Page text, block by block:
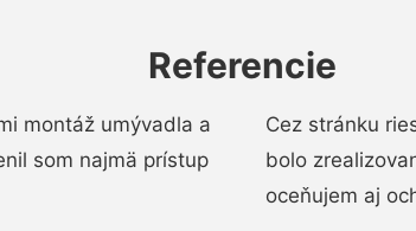
Referencie
montáž umývadla a
som najmä prístup
Cez stránku
bolo
oceňujem aj